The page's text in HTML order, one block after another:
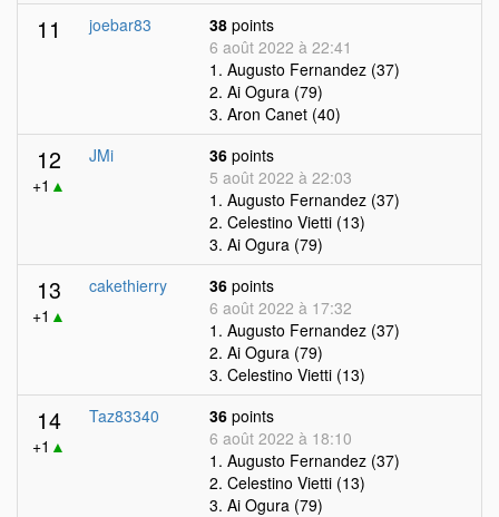
11 joebar83 38 points
6 août 2022 à 22:41
1. Augusto Fernandez (37)
2. Ai Ogura (79)
3. Aron Canet (40)
12
+1 ▲
JMi 36 points
5 août 2022 à 22:03
1. Augusto Fernandez (37)
2. Celestino Vietti (13)
3. Ai Ogura (79)
13
+1 ▲
cakethierry 36 points
6 août 2022 à 17:32
1. Augusto Fernandez (37)
2. Ai Ogura (79)
3. Celestino Vietti (13)
14
+1 ▲
Taz83340 36 points
6 août 2022 à 18:10
1. Augusto Fernandez (37)
2. Celestino Vietti (13)
3. Ai Ogura (79)